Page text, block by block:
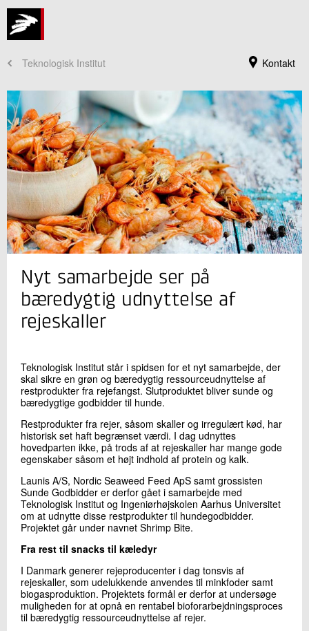
Kontakt
Teknologisk Institut
Jeg er din kontaktperson
Lars Månsson
Seniorspecialist
Fødevareteknologi
+45 72 20 10 73
Send e-mail
Skriv til mig
Send
Nyt samarbejde ser på
bæredygtig udnyttelse af
rejeskaller
Teknologisk Institut står i spidsen for et nyt samarbejde, der
skal sikre en grøn og bæredygtig ressourceudnyttelse af
restprodukter fra rejefangst. Slutproduktet bliver sunde og
bæredygtige godbidder til hunde.
Restprodukter fra rejer, såsom skaller og irregulært kød, har
historisk set haft begrænset værdi. I dag udnyttes
hovedparten ikke, på trods af at rejeskaller har mange gode
egenskaber såsom et højt indhold af protein og kalk.
Launis A/S, Nordic Seaweed Feed ApS samt grossisten
Sunde Godbidder er derfor gået i samarbejde med
Teknologisk Institut og Ingeniørhøjskolen Aarhus Universitet
om at udnytte disse restprodukter til hundegodbidder.
Projektet går under navnet Shrimp Bite.
Fra rest til snacks til kæledyr
I Danmark generer rejeproducenter i dag tonsvis af
rejeskaller, som udelukkende anvendes til minkfoder samt
biogasproduktion. Projektets formål er derfor at undersøge
muligheden for at opnå en rentabel bioforarbejdningsproces
til bæredygtig ressourceudnyttelse af rejer.